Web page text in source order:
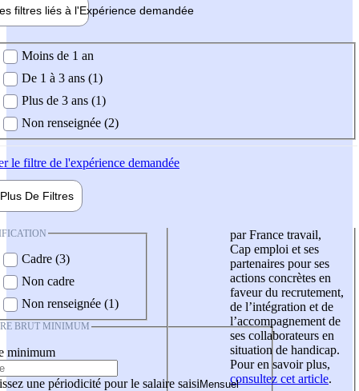
filtres liés à l'Expérience demandée
demandée
Moins de 1 an
De 1 à 3 ans (1)
Plus de 3 ans (1)
Non renseignée (2)
le filtre de l'expérience demandée
Plus De Filtres
Cadre (3)
Non cadre
Non renseignée (1)
BRUT MINIMUM
minimum
une périodicité pour le salaire saisi
par France travail,
Cap emploi et ses
partenaires pour ses
actions concrètes en
faveur du recrutement,
de l’intégration et de
l’accompagnement de
ses collaborateurs en
situation de handicap.
Pour en savoir plus,
consultez cet article.